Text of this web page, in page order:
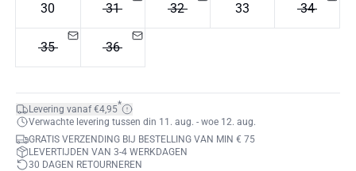
30 31 32 33 34
35 36
Levering vanaf €4,95*
Verwachte levering tussen din 11. aug. - woe 12. aug.
GRATIS VERZENDING BIJ BESTELLING VAN MIN € 75
LEVERTIJDEN VAN 3-4 WERKDAGEN
30 DAGEN RETOURNEREN